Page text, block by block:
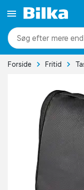
mere
Forside Fritid